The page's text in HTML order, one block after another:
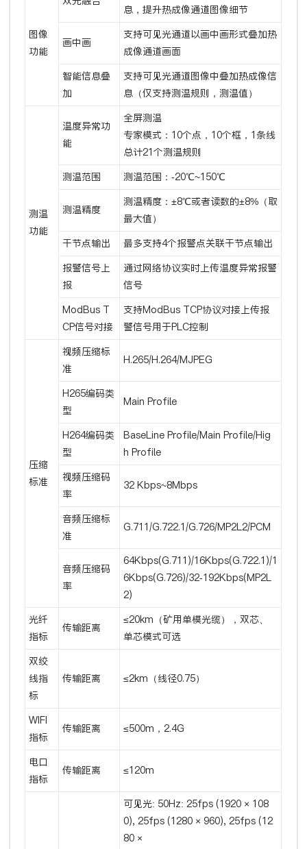
图像
功能
息，提升热成像通道图像细节
画中画
支持可见光通道以画中画形式叠加热
成像通道画面
智能信息叠
加
支持可见光通道图像中叠加热成像信
息（仅支持测温规则，测温值）
测温
功能
温度异常功
能
全屏测温
专家模式：10个点，10个框，1条线
总计21个测温规则
测温范围 测温范围：-20℃~150℃
测温精度
测温精度：±8℃或者读数的±8%（取
最大值）
干节点输出 最多支持4个报警点关联干节点输出
报警信号上
报
通过网络协议实时上传温度异常报警
信号
ModBus T
CP信号对接
支持ModBus TCP协议对接上传报
警信号用于PLC控制
压缩
标准
视频压缩标
准
H.265/H.264/MJPEG
H265编码类
型
Main Profile
H264编码类
型
BaseLine Profile/Main Profile/Hig
h Profile
视频压缩码
率
32 Kbps~8Mbps
音频压缩标
准
G.711/G.722.1/G.726/MP2L2/PCM
音频压缩码
率
64Kbps(G.711)/16Kbps(G.722.1)/1
6Kbps(G.726)/32-192Kbps(MP2L
2)
光纤
指标
传输距离
≤20km（矿用单模光缆），双芯、
单芯模式可选
双绞
线指
标
传输距离 ≤2km（线径0.75）
WIFI
指标
传输距离 ≤500m，2.4G
电口
指标
传输距离 ≤120m
可见光: 50Hz: 25fps (1920 × 108
0), 25fps (1280 × 960), 25fps (12
80 ×